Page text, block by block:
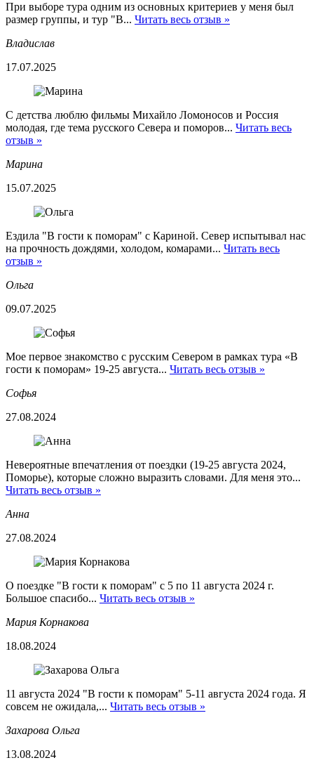
При выборе тура одним из основных критериев у меня был
размер группы, и тур "В... Читать весь отзыв »
Владислав
17.07.2025
С детства люблю фильмы Михайло Ломоносов и Россия
молодая, где тема русского Севера и поморов... Читать весь
отзыв »
Марина
15.07.2025
Ездила "В гости к поморам" с Кариной. Север испытывал нас
на прочность дождями, холодом, комарами... Читать весь
отзыв »
Ольга
09.07.2025
Мое первое знакомство с русским Севером в рамках тура «В
гости к поморам» 19-25 августа... Читать весь отзыв »
Софья
27.08.2024
Невероятные впечатления от поездки (19-25 августа 2024,
Поморье), которые сложно выразить словами. Для меня это...
Читать весь отзыв »
Анна
27.08.2024
О поездке "В гости к поморам" с 5 по 11 августа 2024 г.
Большое спасибо... Читать весь отзыв »
Мария Корнакова
18.08.2024
11 августа 2024 "В гости к поморам" 5-11 августа 2024 года. Я
совсем не ожидала,... Читать весь отзыв »
Захарова Ольга
13.08.2024